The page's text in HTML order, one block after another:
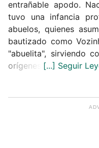
entrañable apodo.
tuvo una infancia
abuelos, quienes
bautizado como
"abuelita", sirviendo
orígenes.